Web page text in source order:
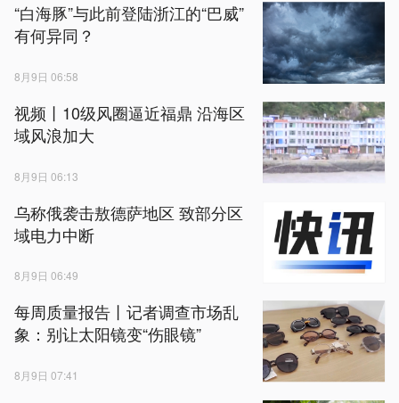
“白海豚”与此前登陆浙江的“巴威”
有何异同？
8月9日 06:58
视频丨10级风圈逼近福鼎 沿海区
域风浪加大
8月9日 06:13
乌称俄袭击敖德萨地区 致部分区
域电力中断
8月9日 06:49
每周质量报告丨记者调查市场乱
象：别让太阳镜变“伤眼镜”
8月9日 07:41